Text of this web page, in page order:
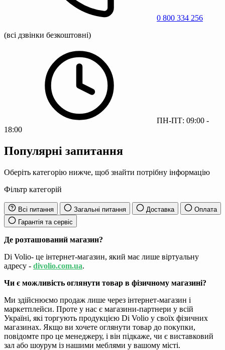
0 800 334 256
(всі дзвінки безкоштовні)
ПН-ПТ: 09:00 -
18:00
Популярні запитання
Оберіть категорію нижче, щоб знайти потрібну інформацію
Фільтр категорій
Всі питання Загальні питання Доставка
Оплата
Гарантія та сервіс
Де розташований магазин?
Di Volio- це інтернет-магазин, який має лише віртуальну
адресу - divolio.com.ua.
Чи є можливість оглянути товар в фізичному магазині?
Ми здійснюємо продаж лише через інтернет-магазин і
маркетплейси. Проте у нас є магазини-партнери у всій
Україні, які торгують продукцією Di Volio у своїх фізичних
магазинах. Якщо ви хочете оглянути товар до покупки,
повідомте про це менеджеру, і він підкаже, чи є виставковий
зал або шоурум із нашими меблями у вашому місті.